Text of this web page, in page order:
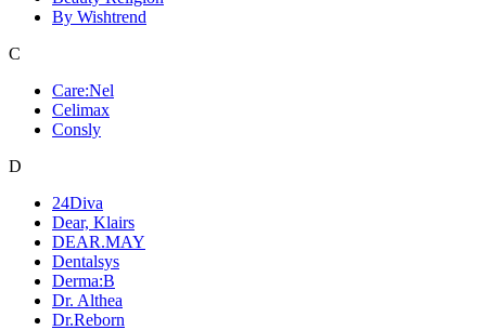
By Wishtrend
C
Care:Nel
Celimax
Consly
D
24Diva
Dear, Klairs
DEAR.MAY
Dentalsys
Derma:B
Dr. Althea
Dr.Reborn